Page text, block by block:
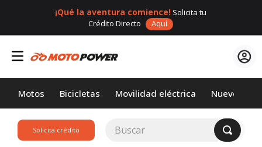
¡Qué la aventura comience! Solicita tu
Crédito Directo
Aquí
Motos Bicicletas Movilidad eléctrica Nuevos
Solicita crédito
Buscar